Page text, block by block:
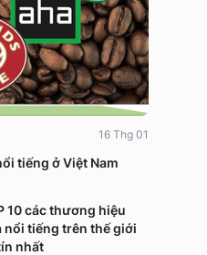
tiếng ở Việt Nam
16 Thg 01
10 các thương hiệu
nổi tiếng trên thế giới
nhất